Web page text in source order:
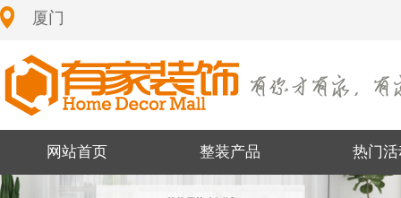
厦门
网站首页 整装产品 热门活